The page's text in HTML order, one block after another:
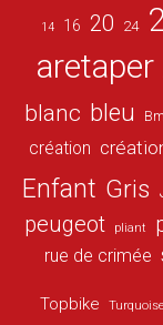
14 16 20 24
aretaper
blanc bleu
création
Enfant Gris
peugeot pliant
rue de crimée
Topbike Turquoise